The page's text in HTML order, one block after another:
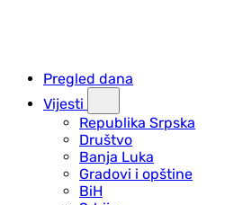
Pregled dana
Vijesti
Republika Srpska
Društvo
Banja Luka
Gradovi i opštine
BiH